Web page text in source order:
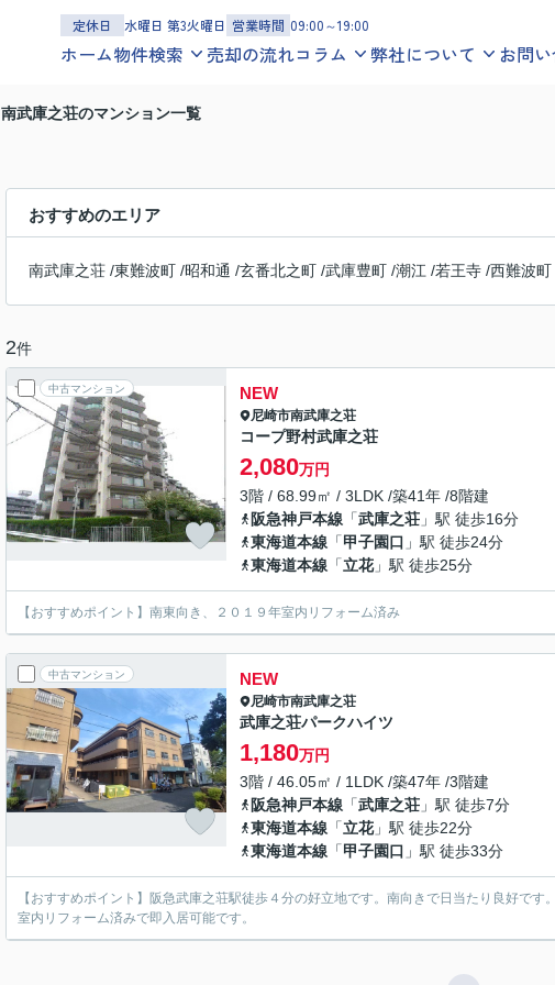
定休日 水曜日 第3火曜日 営業時間 09:00～19:00
ホーム物件検索
沿線エリア地図学区
沿線エリア地図学区
土地を探す
沿線エリア地図学区
売却の流れコラム 弊社について お問
南武庫之荘のマンション一覧
おすすめのエリア
南武庫之荘 /東難波町 /昭和通 /玄番北之町 /武庫豊町 /潮江 /若王寺 /西難波町
2件
中古マンション NEW
尼崎市南武庫之荘
コープ野村武庫之荘
2,080万円
3階 / 68.99㎡ / 3LDK /築41年 /8階建
阪急神戸本線 「武庫之荘 」駅 徒歩16分
東海道本線 「甲子園口 」駅 徒歩24分
東海道本線 「立花」駅 徒歩25分
【おすすめポイント】南東向き、２０１９年室内リフォーム済み
中古マンション NEW
尼崎市南武庫之荘
武庫之荘パークハイツ
1,180万円
3階 / 46.05㎡ / 1LDK /築47年 /3階建
阪急神戸本線 「武庫之荘 」駅 徒歩7分
東海道本線 「立花」駅 徒歩22分
東海道本線 「甲子園口 」駅 徒歩33分
【おすすめポイント】阪急武庫之荘駅徒歩４分の好立地です。南向きで日当たり良好です。
室内リフォーム済みで即入居可能です。